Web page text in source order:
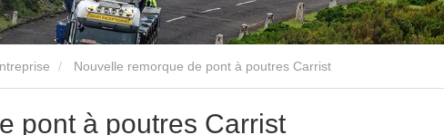
Nouvelle remorque de pont à poutres Carrist
pont à poutres Carrist